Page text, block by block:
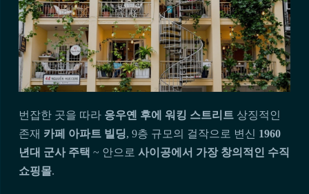
번잡한 곳을 따라 응우옌 후에 워킹 스트리트 상징적인
존재 카페 아파트 빌딩, 9층 규모의 걸작으로 변신 1960
년대 군사 주택 ~ 안으로사이공에서 가장 창의적인 수직
쇼핑몰.